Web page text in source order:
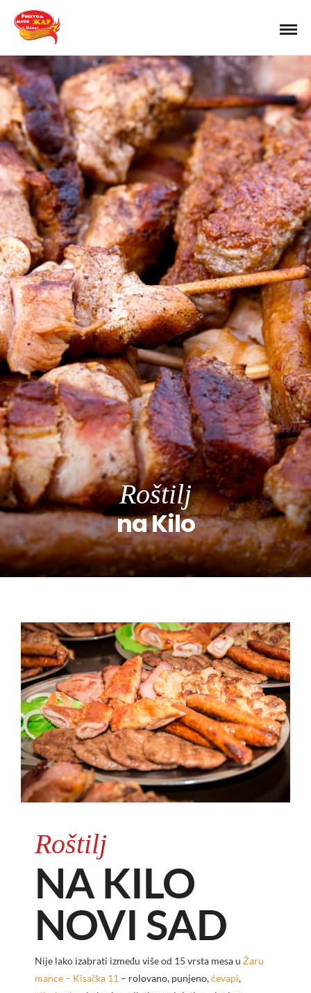
Roštilj
na Kilo
Roštilj
NA KILO
NOVI SAD
Nije lako izabrati između više od 15 vrsta mesa u Žaru
mance – Kisačka 11 – rolovano, punjeno,ćevapi,